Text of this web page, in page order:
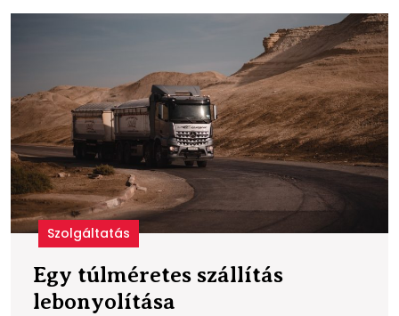
nagy
találhatóak?
Szolgáltatás
Egy túlméretes szállítás
lebonyolítása